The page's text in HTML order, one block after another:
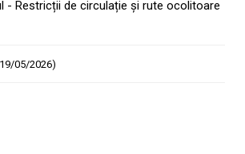
- Restricții de circulație și rute ocolitoare
05/2026)